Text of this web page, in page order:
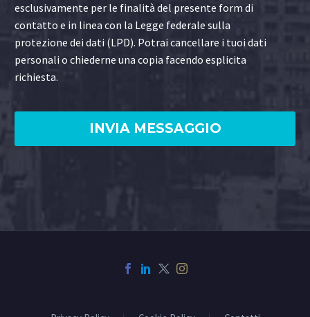
esclusivamente per le finalità del presente form di
contatto e in linea con la Legge federale sulla
protezione dei dati (LPD). Potrai cancellare i tuoi dati
personali o chiederne una copia facendo esplicita
richiesta.